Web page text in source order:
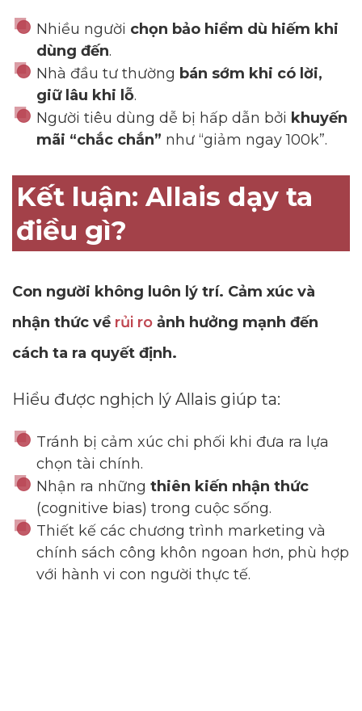
Nhiều người chọn bảo hiểm dù hiếm khi
dùng đến.
Nhà đầu tư thường bán sớm khi có lời,
giữ lâu khi lỗ.
Người tiêu dùng dễ bị hấp dẫn bởi khuyến
mãi “chắc chắn” như “giảm ngay 100k”.
Kết luận: Allais dạy ta
điều gì?
Con người không luôn lý trí. Cảm xúc và
nhận thức về rủi ro ảnh hưởng mạnh đến
cách ta ra quyết định.
Hiểu được nghịch lý Allais giúp ta:
Tránh bị cảm xúc chi phối khi đưa ra lựa
chọn tài chính.
Nhận ra những thiên kiến nhận thức
(cognitive bias) trong cuộc sống.
Thiết kế các chương trình marketing và
chính sách công khôn ngoan hơn, phù hợp
với hành vi con người thực tế.